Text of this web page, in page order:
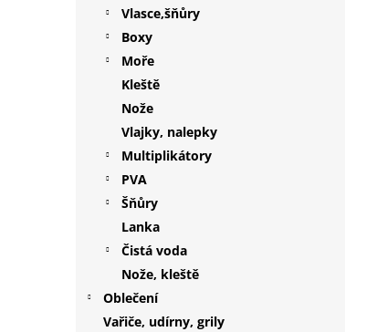
Vlasce,šňůry
Boxy
Moře
Kleště
Nože
Vlajky, nalepky
Multiplikátory
PVA
Šňůry
Lanka
Čistá voda
Nože, kleště
Oblečení
Vařiče, udírny, grily